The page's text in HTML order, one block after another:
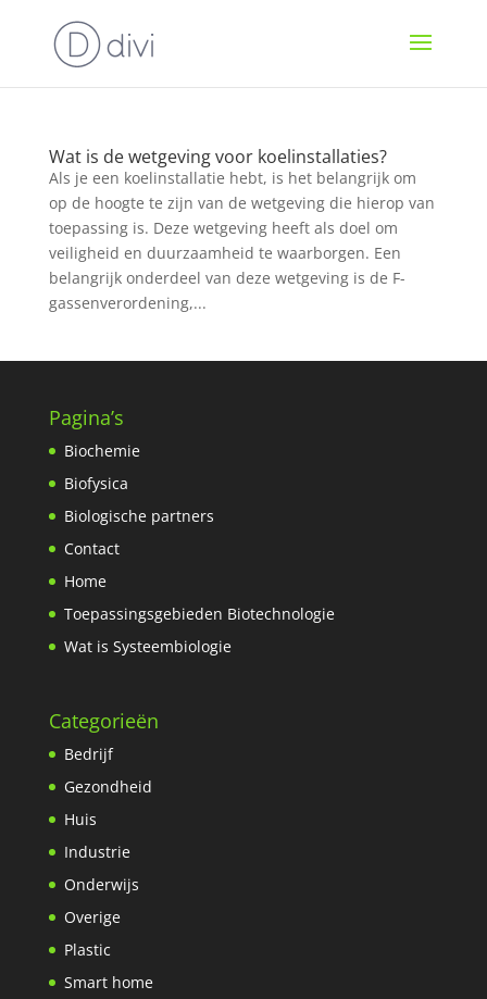
Wat is de wetgeving voor koelinstallaties?
Als je een koelinstallatie hebt, is het belangrijk om
op de hoogte te zijn van de wetgeving die hierop van
toepassing is. Deze wetgeving heeft als doel om
veiligheid en duurzaamheid te waarborgen. Een
belangrijk onderdeel van deze wetgeving is de F-
gassenverordening,...
Pagina’s
Biochemie
Biofysica
Biologische partners
Contact
Home
Toepassingsgebieden Biotechnologie
Wat is Systeembiologie
Categorieën
Bedrijf
Gezondheid
Huis
Industrie
Onderwijs
Overige
Plastic
Smart home